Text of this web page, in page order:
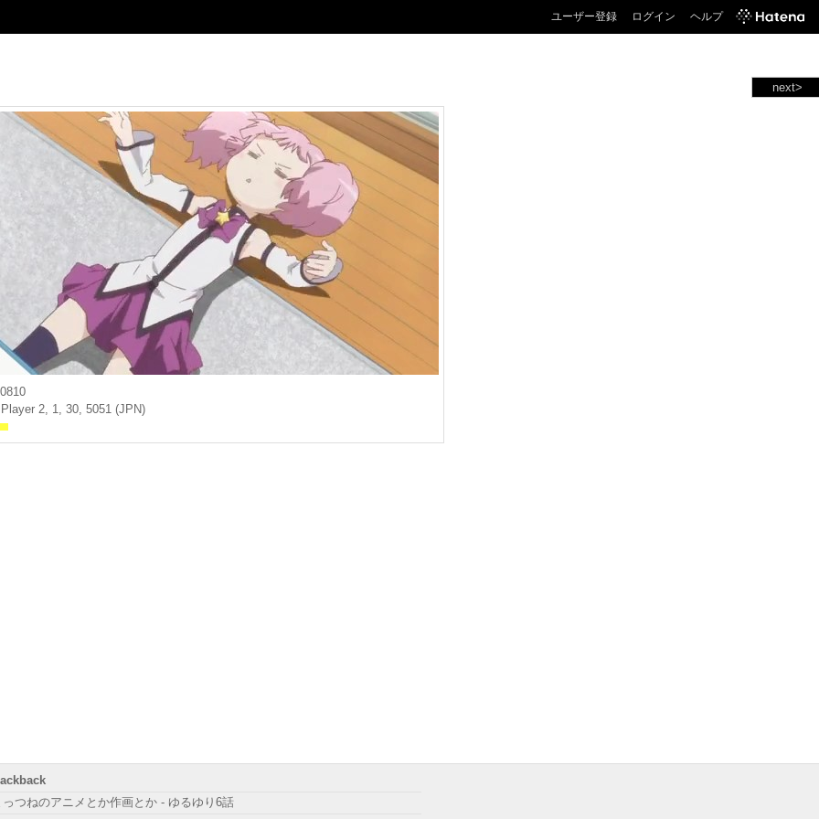
ユーザー登録 ログイン ヘルプ
next>
2, 1, 30, 5051 (JPN)
っつねのアニメとか作画とか - ゆるゆり6話